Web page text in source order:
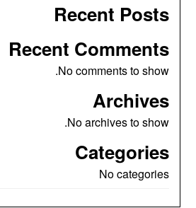
Recent Posts
Recent Comments
No comments to show.
Archives
No archives to show.
Categories
No categories